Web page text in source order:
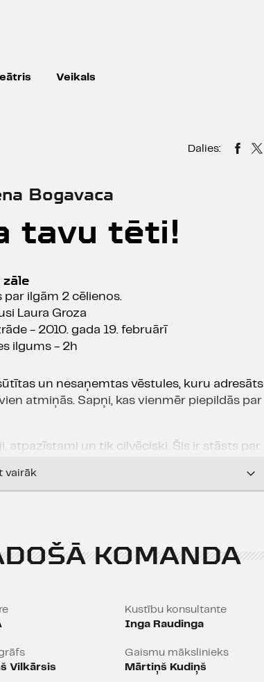
Veikals
Dalies:
Bogavaca
tavu tēti!
zāle
par ilgām 2 cēlienos.
Laura Groza
- 2010. gada 19. februārī
ilgums - 2h
un nesaņemtas vēstules, kuru adresāts
atmiņās. Sapņi, kas vienmēr piepildās par
atpazīstami un tik cilvēciski. Šis ir stāsts par
Par paaudžu mūžsenajiem kariem un
atbalsta VALSTS KULTŪRKAPITĀLA
vairāk
KOMANDA
Vilkārsis
Kustību konsultante
Inga Raudinga
Gaismu mākslinieks
Mārtiņš Kudiņš